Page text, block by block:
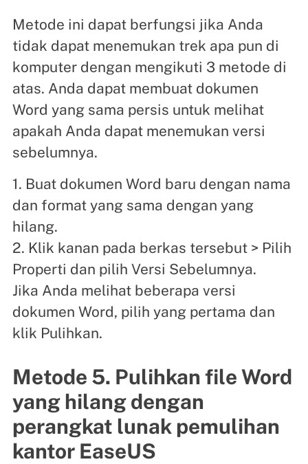
Metode ini dapat berfungsi jika Anda
tidak dapat menemukan trek apa pun di
komputer dengan mengikuti 3 metode di
atas. Anda dapat membuat dokumen
Word yang sama persis untuk melihat
apakah Anda dapat menemukan versi
sebelumnya.
1. Buat dokumen Word baru dengan nama
dan format yang sama dengan yang
hilang.
2. Klik kanan pada berkas tersebut > Pilih
Properti dan pilih Versi Sebelumnya.
Jika Anda melihat beberapa versi
dokumen Word, pilih yang pertama dan
klik Pulihkan.
Metode 5. Pulihkan file Word
yang hilang dengan
perangkat lunak pemulihan
kantor EaseUS